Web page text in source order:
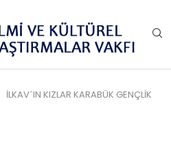
İLKAV´IN KIZLAR KARABÜK GENÇLİK